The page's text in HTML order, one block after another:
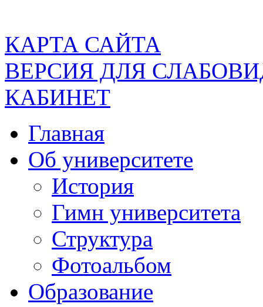
КАРТА САЙТА
ВЕРСИЯ ДЛЯ
КАБИНЕТ
Главная
Об университете
История
Гимн университета
Структура
Фотоальбом
Образование